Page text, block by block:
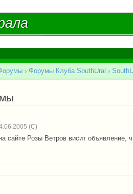
› Форумы Клуба SouthUral ›
сайте Розы Ветров висит объявление,